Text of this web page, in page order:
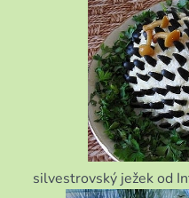
silvestrovský ježek od